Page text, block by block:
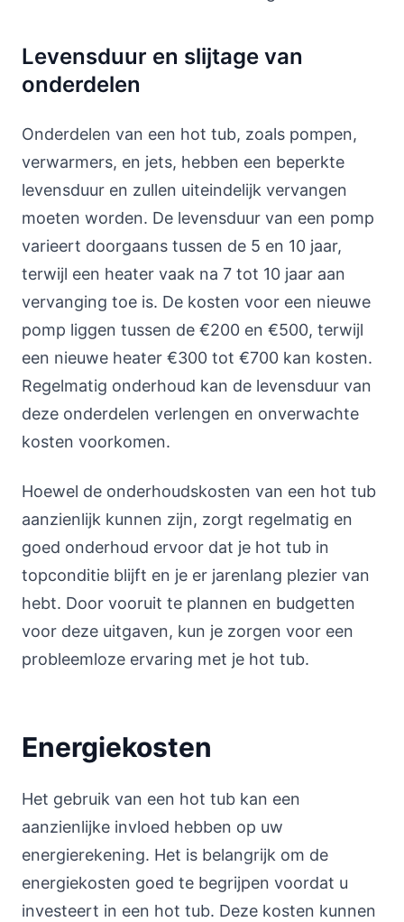
Levensduur en slijtage van
onderdelen
Onderdelen van een hot tub, zoals pompen,
verwarmers, en jets, hebben een beperkte
levensduur en zullen uiteindelijk vervangen
moeten worden. De levensduur van een pomp
varieert doorgaans tussen de 5 en 10 jaar,
terwijl een heater vaak na 7 tot 10 jaar aan
vervanging toe is. De kosten voor een nieuwe
pomp liggen tussen de €200 en €500, terwijl
een nieuwe heater €300 tot €700 kan kosten.
Regelmatig onderhoud kan de levensduur van
deze onderdelen verlengen en onverwachte
kosten voorkomen.
Hoewel de onderhoudskosten van een hot tub
aanzienlijk kunnen zijn, zorgt regelmatig en
goed onderhoud ervoor dat je hot tub in
topconditie blijft en je er jarenlang plezier van
hebt. Door vooruit te plannen en budgetten
voor deze uitgaven, kun je zorgen voor een
probleemloze ervaring met je hot tub.
Energiekosten
Het gebruik van een hot tub kan een
aanzienlijke invloed hebben op uw
energierekening. Het is belangrijk om de
energiekosten goed te begrijpen voordat u
investeert in een hot tub. Deze kosten kunnen